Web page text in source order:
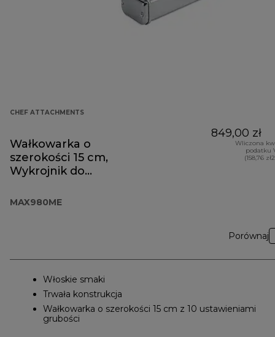
CHEF ATTACHMENTS
Wałkowarka o
szerokości 15 cm,
Wykrojnik do
fettuccine i
MAX980ME
849,00 zł
Wliczona
podatku
(158,76
Porównaj
Włoskie smaki
Trwała konstrukcja
Wałkowarka o szerokości 15 cm z 10 ustawieniami
grubości